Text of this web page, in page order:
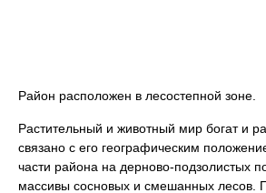
Район расположен в лесостепной зоне.
Растительный и животный мир богат и
связано с его географическим
части района на дерново-подзолистых
массивы сосновых и смешанных лесов.